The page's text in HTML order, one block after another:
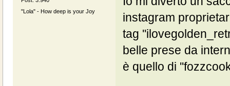
"Lola" - How deep is your Joy
instagram
tag
belle prese da
è quello di